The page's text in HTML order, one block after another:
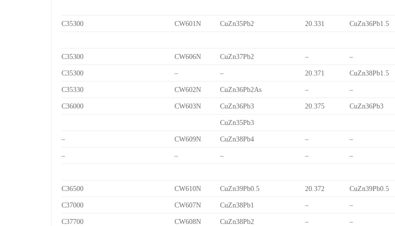
C35300 CW601N CuZn35Pb2 20.331 CuZn36Pb1.5
C35300 CW606N CuZn37Pb2 – –
C35300 – – 20.371 CuZn38Pb1.5
C35330 CW602N CuZn36Pb2As – –
C36000 CW603N CuZn36Pb3 20.375 CuZn36Pb3
CuZn35Pb3
– CW609N CuZn38Pb4 – –
– – – – –
C36500 CW610N CuZn39Pb0.5 20.372 CuZn39Pb0.5
C37000 CW607N CuZn38Pb1 – –
C37700 CW608N CuZn38Pb2 – –